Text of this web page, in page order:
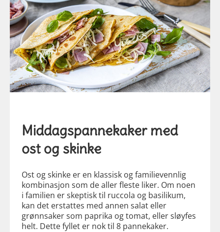
Middagspannekaker med
ost og skinke
Ost og skinke er en klassisk og familievennlig
kombinasjon som de aller fleste liker. Om noen
i familien er skeptisk til ruccola og basilikum,
kan det erstattes med annen salat eller
grønnsaker som paprika og tomat, eller sløyfes
helt. Dette fyllet er nok til 8 pannekaker.